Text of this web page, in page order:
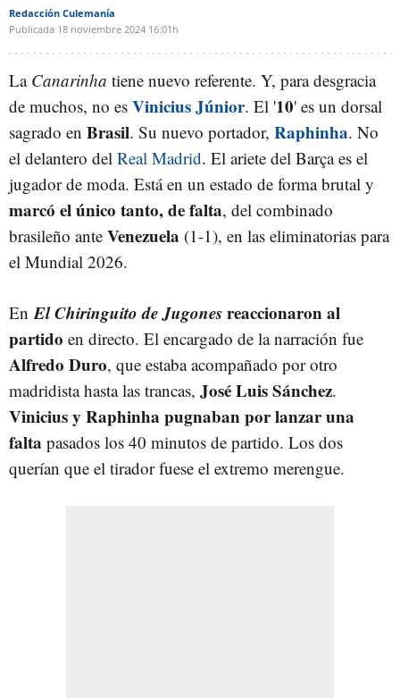
Redacción Culemanía
Publicada 18 noviembre 2024 16:01h
La Canarinha tiene nuevo referente. Y, para desgracia
de muchos, no es Vinicius Júnior. El '10' es un dorsal
sagrado en Brasil. Su nuevo portador, Raphinha. No
el delantero del Real Madrid. El ariete del Barça es el
jugador de moda. Está en un estado de forma brutal y
marcó el único tanto, de falta, del combinado
brasileño ante Venezuela (1-1), en las eliminatorias para
el Mundial 2026.
En El Chiringuito de Jugonesreaccionaron al
partido en directo. El encargado de la narración fue
Alfredo Duro, que estaba acompañado por otro
madridista hasta las trancas, José Luis Sánchez.
Vinicius y Raphinha pugnaban por lanzar una
falta pasados los 40 minutos de partido. Los dos
querían que el tirador fuese el extremo merengue.